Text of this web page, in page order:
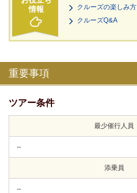
クルーズの楽しみ方
クルーズQ&A
重要事項
ツアー条件
最少催行人員
--
添乗員
--